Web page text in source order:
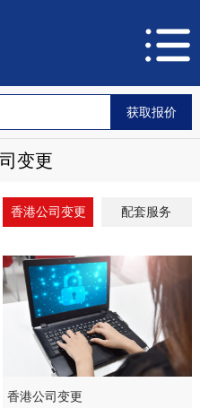
变更
香港公司变更 配套服务
香港公司变更